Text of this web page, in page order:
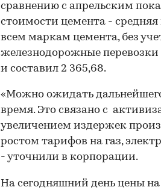
сравнению с апрельским
стоимости цемента - средняя
всем маркам цемента, без
железнодорожные
и составил 2 365,68.
«Можно ожидать
время. Это связано с
увеличением издержек
ростом тарифов на газ,
- уточнили в корпорации.
На сегодняшний день цены